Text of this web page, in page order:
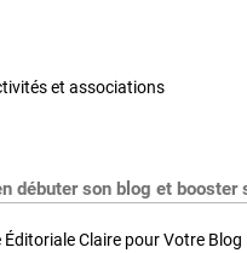
et associations
débuter son blog et booster
Éditoriale Claire pour Votre Blog